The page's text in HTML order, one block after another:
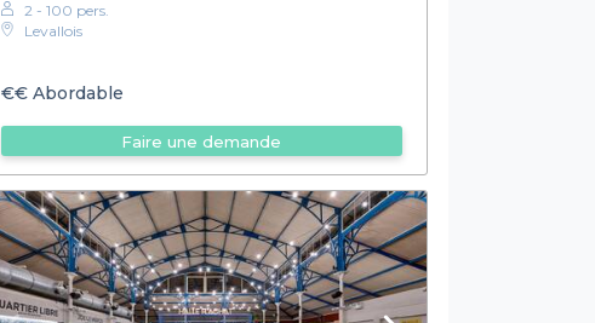
2 - 100 pers.
Levallois
€€Abordable
Faire une demande